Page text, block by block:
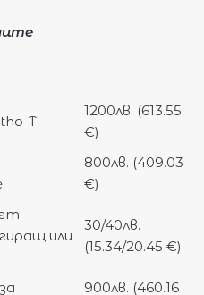
T
1200лв. (613.55
€)
800лв. (409.03
€)
или
30/40лв.
(15.34/20.45 €)
900лв. (460.16